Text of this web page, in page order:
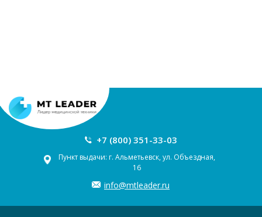
+7 (800) 351-33-03
Пункт выдачи: г. Альметьевск, ул. Объездная,
16
info@mtleader.ru